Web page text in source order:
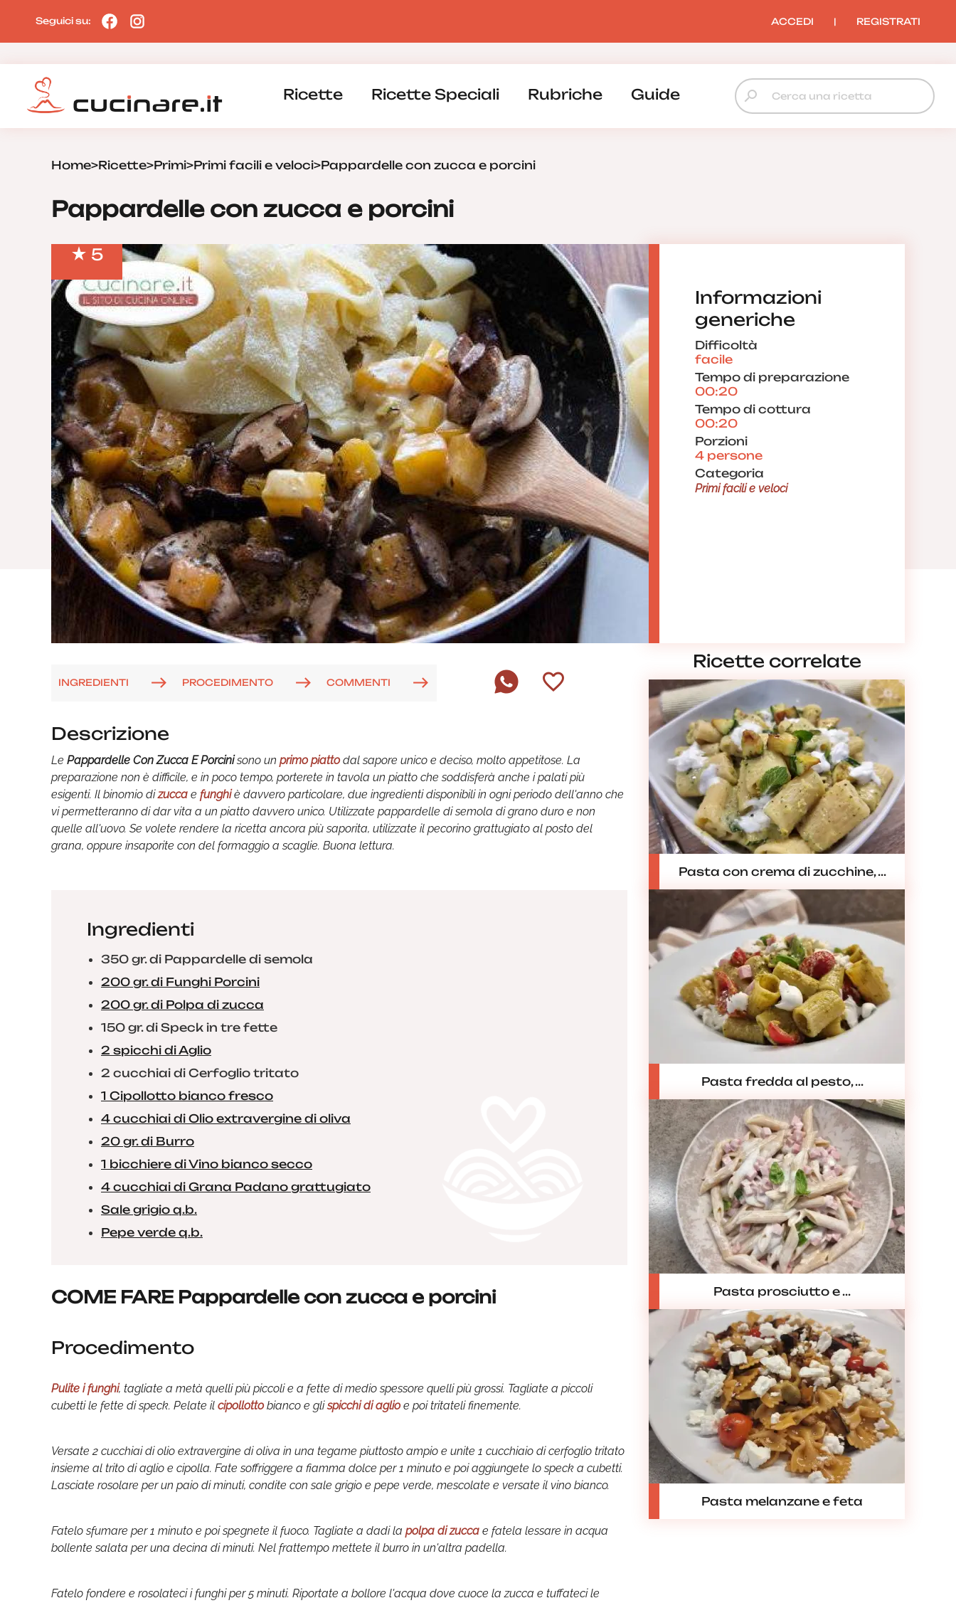
Seguici su: ACCEDI | REGISTRATI
Ricette Ricette Speciali Rubriche Guide
Home>Ricette>Primi>Primi facili e veloci>Pappardelle con zucca e porcini
Pappardelle con zucca e porcini
5
Informazioni
generiche
Difficoltà
facile
Tempo di preparazione
00:20
Tempo di cottura
00:20
Porzioni
4 persone
Categoria
Primi facili e veloci
INGREDIENTI PROCEDIMENTO COMMENTI
Descrizione
Le Pappardelle Con Zucca E Porcinisono un primo piattodal sapore unico e deciso, molto appetitose. La
preparazione non è difficile, e in poco tempo, porterete in tavola un piatto che soddisferà anche i palati più
esigenti. Il binomio dizucca e funghiè davvero particolare, due ingredienti disponibili in ogni periodo dell'anno che
vi permetteranno di dar vita a un piatto davvero unico. Utilizzate pappardelle di semola di grano duro e non
quelle all'uovo. Se volete rendere la ricetta ancora più saporita, utilizzate il pecorino grattugiato al posto del
grana, oppure insaporite con del formaggio a scaglie. Buona lettura.
Ingredienti
350 gr. di Pappardelle di semola
200 gr. di Funghi Porcini
200 gr. di Polpa di zucca
150 gr. di Speck in tre fette
2 spicchi di Aglio
2 cucchiai di Cerfoglio tritato
1 Cipollotto bianco fresco
4 cucchiai di Olio extravergine di oliva
20 gr. di Burro
1 bicchiere di Vino bianco secco
4 cucchiai di Grana Padano grattugiato
Sale grigio q.b.
Pepe verde q.b.
COME FARE Pappardelle con zucca e porcini
Procedimento
Pulite i funghi, tagliate a metà quelli più piccoli e a fette di medio spessore quelli più grossi. Tagliate a piccoli
cubetti le fette di speck. Pelate il cipollottobianco e glispicchi di aglioe poi tritateli finemente.
Versate 2 cucchiai di olio extravergine di oliva in una tegame piuttosto ampio e unite 1 cucchiaio di cerfoglio tritato
insieme al trito di aglio e cipolla. Fate soffriggere a fiamma dolce per 1 minuto e poi aggiungete lo speck a cubetti.
Lasciate rosolare per un paio di minuti, condite con sale grigio e pepe verde, mescolate e versate il vino bianco.
Fatelo sfumare per 1 minuto e poi spegnete il fuoco. Tagliate a dadi la polpa di zucca e fatela lessare in acqua
bollente salata per una decina di minuti. Nel frattempo mettete il burro in un'altra padella.
Fatelo fondere e rosolateci i funghi per 5 minuti. Riportate a bollore l'acqua dove cuoce la zucca e tuffateci le
Ricette correlate
Pasta con crema di zucchine, ...
Pasta fredda al pesto, ...
Pasta prosciutto e ...
Pasta melanzane e feta